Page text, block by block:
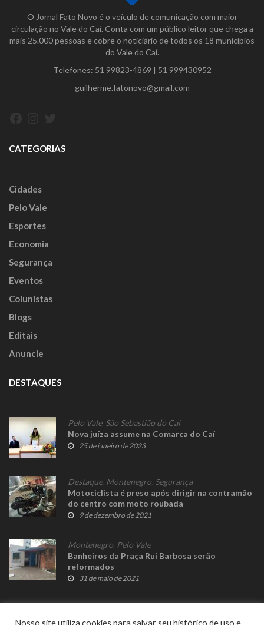
O Jornal Fato Novo é o veículo de comunicação com maior
circulação no Vale do Caí. Conta com um público leitor que chega a
mais 25.000 pessoas e cobre o noticiário de todos os 18 municípios
do Vale do Caí.
Telefones: 51 99823-4869 | 51 999430952
guilherme.fatonovo@gmail.com
CATEGORIAS
Cidades
Pelo Vale
Esportes
Economia
Segurança
Eventos
Colunistas
Blogs
Editais
Anuncie
DESTAQUES
Pelo Vale, São Sebastião do Caí
Nova juíza assume na Comarca do Caí
25 de janeiro de 2023
Destaque, Montenegro Segurança
Motociclista é preso após dirigir na contramão
do centro com moto roubada
9 de dezembro de 2021
Montenegro Pelo Vale
Banheiros da Praça Rui Barbosa serão
reformados
31 de maio de 2021
Nosso site utiliza cookies para salvar seu histórico de uso e